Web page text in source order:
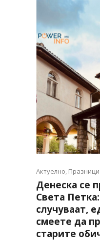
Актуелно, Празници
Денеска се
Света
случуваат,
смеете да
старите